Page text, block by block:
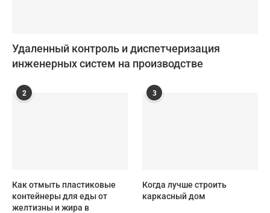
Удаленный контроль и диспетчеризация
инженерных систем на производстве
2
Как отмыть пластиковые
контейнеры для еды от
желтизны и жира в
3
Когда лучше строить
каркасный дом